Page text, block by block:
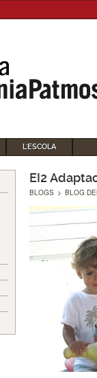
L'ESCOLA
EI2
BLOGS > BLOG